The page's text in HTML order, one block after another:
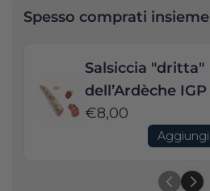
Spesso comprati insieme
Salsiccia "dritta"
dell’Ardèche IGP
€8,00
Aggiungi